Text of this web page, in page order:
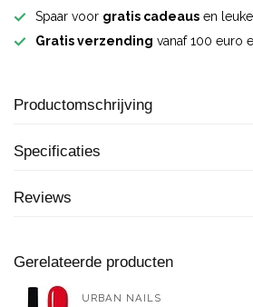
Spaar voor gratis cadeaus en leuke
Gratis verzending vanaf 100 euro
Productomschrijving
Specificaties
Reviews
Gerelateerde producten
URBAN NAILS